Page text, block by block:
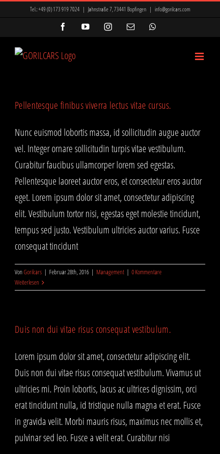
Tel.:+49 (0) 173 919 7024 | Jahnstraße 7, 73441 Bopfingen | info@gorilcars.com
FacebookYouTubeInstagram
E-
Pellentesque finibus viverra lectus vitae cursus.
Nunc euismod lobortis massa, id sollicitudin augue auctor
vel. Integer ornare sollicitudin turpis vitae vestibulum.
Curabitur faucibus ullamcorper lorem sed egestas.
Pellentesque laoreet auctor eros, et consectetur eros auctor
eget. Lorem ipsum dolor sit amet, consectetur adipiscing
elit. Vestibulum tortor nisi, egestas eget molestie tincidunt,
tempus sed justo. Vestibulum ultricies auctor varius. Fusce
consequat tincidunt
VonGorilcars | Februar 28th, 2016 | Management | 0 Kommentare
Weiterlesen
Duis non dui vitae risus consequat vestibulum.
Lorem ipsum dolor sit amet, consectetur adipiscing elit.
Duis non dui vitae risus consequat vestibulum. Vivamus ut
ultricies mi. Proin lobortis, lacus ac ultrices dignissim, orci
erat tincidunt nulla, id tristique nulla magna et erat. Fusce
in gravida velit. Morbi mauris risus, maximus nec mollis et,
pulvinar sed leo. Fusce a velit erat. Curabitur nisi